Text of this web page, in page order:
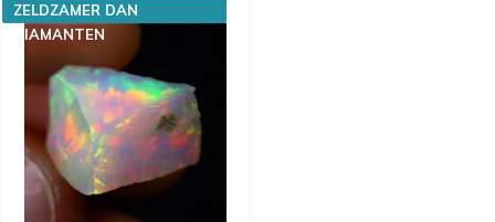
ZELDZAMER DAN
DIAMANTEN